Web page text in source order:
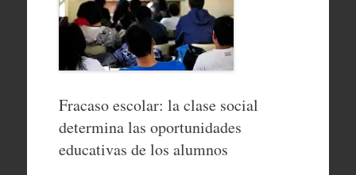
Fracaso escolar: la clase social
determina las oportunidades
educativas de los alumnos